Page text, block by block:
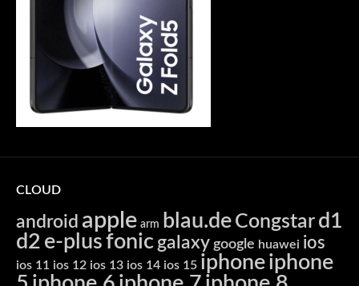
CLOUD
android apple arm blau.de Congstar d1
d2 e-plusfonic galaxy google huawei ios
ios 11 ios 12 ios 13 ios 14 ios 15 iphoneiphone